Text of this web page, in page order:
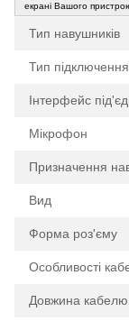
екрані Вашого
Тип навушників
Тип підключення
Інтерфейс
Мікрофон
Призначення
Вид
Форма роз'єму
Особливості
Довжина кабелю